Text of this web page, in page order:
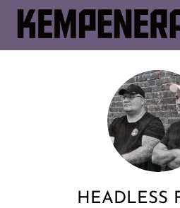
HEADLESS